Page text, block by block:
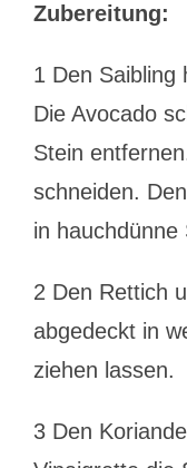
Zubereitung:
1 Den Saibling
Die Avocado
Stein
schneiden.
in hauchdünne
2 Den Rettich
abgedeckt in
ziehen lassen.
3 Den